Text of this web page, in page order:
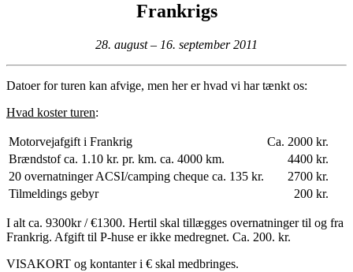
Frankrigs
28. august – 16. september 2011
Datoer for turen kan afvige, men her er hvad vi har tænkt os:
Hvad koster turen:
Motorvejafgift i Frankrig
Ca. 2000 kr.
Brændstof ca. 1.10 kr. pr. km. ca. 4000 km.
4400 kr.
20 overnatninger ACSI/camping cheque ca. 135 kr.
2700 kr.
Tilmeldings gebyr
200 kr.
I alt ca. 9300kr / €1300. Hertil skal tillægges overnatninger til og fra
Frankrig. Afgift til P-huse er ikke medregnet. Ca. 200. kr.
VISAKORT og kontanter i € skal medbringes.